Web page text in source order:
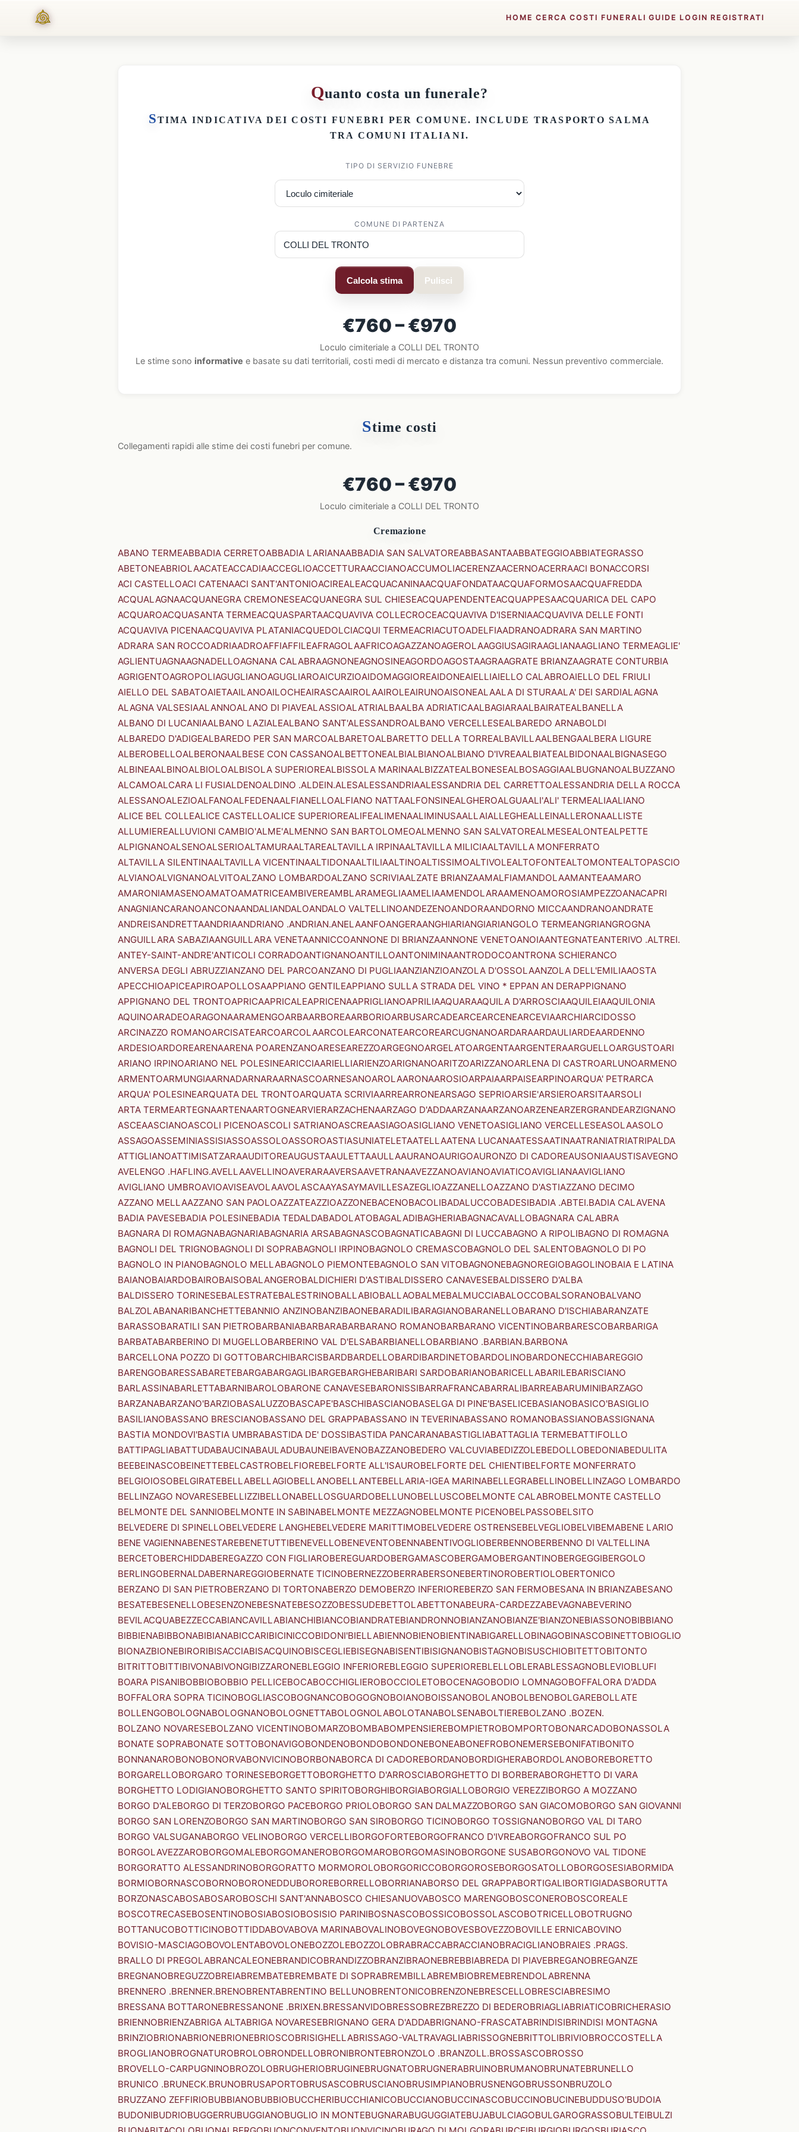
HOME CERCA COSTI FUNERALI GUIDE LOGIN REGISTRATI
Quanto costa un funerale?
STIMA INDICATIVA DEICOSTI FUNEBRI PER COMUNE. INCLUDE TRASPORTO SALMA
TRA COMUNI ITALIANI.
TIPO DI SERVIZIO FUNEBRE
COMUNE DI PARTENZA
Calcola stima Pulisci
€760 – €970
Loculo cimiteriale a COLLI DEL TRONTO
Le stime sono informative e basate su dati territoriali, costi medi di mercato e distanza tra comuni. Nessun preventivo commerciale.
Stime costi
Collegamenti rapidi alle stime dei costi funebri per comune.
€760 – €970
Loculo cimiteriale a COLLI DEL TRONTO
Cremazione
ABANO TERMEABBADIA CERRETOABBADIA LARIANAABBADIA SAN SALVATOREABBASANTAABBATEGGIOABBIATEGRASSO
ABETONEABRIOLAACATEACCADIAACCEGLIOACCETTURAACCIANOACCUMOLIACERENZAACERNOACERRAACI BONACCORSI
ACI CASTELLOACI CATENAACI SANT'ANTONIOACIREALEACQUACANINAACQUAFONDATAACQUAFORMOSAACQUAFREDDA
ACQUALAGNAACQUANEGRA CREMONESEACQUANEGRA SUL CHIESEACQUAPENDENTEACQUAPPESAACQUARICA DEL CAPO
ACQUAROACQUASANTA TERMEACQUASPARTAACQUAVIVA COLLECROCEACQUAVIVA D'ISERNIAACQUAVIVA DELLE FONTI
ACQUAVIVA PICENAACQUAVIVA PLATANIACQUEDOLCIACQUI TERMEACRIACUTOADELFIAADRANOADRARA SAN MARTINO
ADRARA SAN ROCCOADRIAADROAFFIAFFILEAFRAGOLAAFRICOAGAZZANOAGEROLAAGGIUSAGIRAAGLIANAAGLIANO TERMEAGLIE'
AGLIENTUAGNAAGNADELLOAGNANA CALABRAAGNONEAGNOSINEAGORDOAGOSTAAGRAAGRATE BRIANZAAGRATE CONTURBIA
AGRIGENTOAGROPOLIAGUGLIANOAGUGLIAROAICURZIOAIDOMAGGIOREAIDONEAIELLIAIELLO CALABROAIELLO DEL FRIULI
AIELLO DEL SABATOAIETAAILANOAILOCHEAIRASCAAIROLAAIROLEAIRUNOAISONEALAALA DI STURAALA' DEI SARDIALAGNA
ALAGNA VALSESIAALANNOALANO DI PIAVEALASSIOALATRIALBAALBA ADRIATICAALBAGIARAALBAIRATEALBANELLA
ALBANO DI LUCANIAALBANO LAZIALEALBANO SANT'ALESSANDROALBANO VERCELLESEALBAREDO ARNABOLDI
ALBAREDO D'ADIGEALBAREDO PER SAN MARCOALBARETOALBARETTO DELLA TORREALBAVILLAALBENGAALBERA LIGURE
ALBEROBELLOALBERONAALBESE CON CASSANOALBETTONEALBIALBIANOALBIANO D'IVREAALBIATEALBIDONAALBIGNASEGO
ALBINEAALBINOALBIOLOALBISOLA SUPERIOREALBISSOLA MARINAALBIZZATEALBONESEALBOSAGGIAALBUGNANOALBUZZANO
ALCAMOALCARA LI FUSIALDENOALDINO .ALDEIN.ALESALESSANDRIAALESSANDRIA DEL CARRETTOALESSANDRIA DELLA ROCCA
ALESSANOALEZIOALFANOALFEDENAALFIANELLOALFIANO NATTAALFONSINEALGHEROALGUAALI'ALI' TERMEALIAALIANO
ALICE BEL COLLEALICE CASTELLOALICE SUPERIOREALIFEALIMENAALIMINUSAALLAIALLEGHEALLEINALLERONAALLISTE
ALLUMIEREALLUVIONI CAMBIO'ALME'ALMENNO SAN BARTOLOMEOALMENNO SAN SALVATOREALMESEALONTEALPETTE
ALPIGNANOALSENOALSERIOALTAMURAALTAREALTAVILLA IRPINAALTAVILLA MILICIAALTAVILLA MONFERRATO
ALTAVILLA SILENTINAALTAVILLA VICENTINAALTIDONAALTILIAALTINOALTISSIMOALTIVOLEALTOFONTEALTOMONTEALTOPASCIO
ALVIANOALVIGNANOALVITOALZANO LOMBARDOALZANO SCRIVIAALZATE BRIANZAAMALFIAMANDOLAAMANTEAAMARO
AMARONIAMASENOAMATOAMATRICEAMBIVEREAMBLARAMEGLIAAMELIAAMENDOLARAAMENOAMOROSIAMPEZZOANACAPRI
ANAGNIANCARANOANCONAANDALIANDALOANDALO VALTELLINOANDEZENOANDORAANDORNO MICCAANDRANOANDRATE
ANDREISANDRETTAANDRIAANDRIANO .ANDRIAN.ANELAANFOANGERAANGHIARIANGIARIANGOLO TERMEANGRIANGROGNA
ANGUILLARA SABAZIAANGUILLARA VENETAANNICCOANNONE DI BRIANZAANNONE VENETOANOIAANTEGNATEANTERIVO .ALTREI.
ANTEY-SAINT-ANDRE'ANTICOLI CORRADOANTIGNANOANTILLOANTONIMINAANTRODOCOANTRONA SCHIERANCO
ANVERSA DEGLI ABRUZZIANZANO DEL PARCOANZANO DI PUGLIAANZIANZIOANZOLA D'OSSOLAANZOLA DELL'EMILIAAOSTA
APECCHIOAPICEAPIROAPOLLOSAAPPIANO GENTILEAPPIANO SULLA STRADA DEL VINO * EPPAN AN DERAPPIGNANO
APPIGNANO DEL TRONTOAPRICAAPRICALEAPRICENAAPRIGLIANOAPRILIAAQUARAAQUILA D'ARROSCIAAQUILEIAAQUILONIA
AQUINOARADEOARAGONAARAMENGOARBAARBOREAARBORIOARBUSARCADEARCEARCENEARCEVIAARCHIARCIDOSSO
ARCINAZZO ROMANOARCISATEARCOARCOLAARCOLEARCONATEARCOREARCUGNANOARDARAARDAULIARDEAARDENNO
ARDESIOARDOREARENAARENA POARENZANOARESEAREZZOARGEGNOARGELATOARGENTAARGENTERAARGUELLOARGUSTOARI
ARIANO IRPINOARIANO NEL POLESINEARICCIAARIELLIARIENZOARIGNANOARITZOARIZZANOARLENA DI CASTROARLUNOARMENO
ARMENTOARMUNGIAARNADARNARAARNASCOARNESANOAROLAARONAAROSIOARPAIAARPAISEARPINOARQUA' PETRARCA
ARQUA' POLESINEARQUATA DEL TRONTOARQUATA SCRIVIAARREARRONEARSAGO SEPRIOARSIE'ARSIEROARSITAARSOLI
ARTA TERMEARTEGNAARTENAARTOGNEARVIERARZACHENAARZAGO D'ADDAARZANAARZANOARZENEARZERGRANDEARZIGNANO
ASCEAASCIANOASCOLI PICENOASCOLI SATRIANOASCREAASIAGOASIGLIANO VENETOASIGLIANO VERCELLESEASOLAASOLO
ASSAGOASSEMINIASSISIASSOASSOLOASSOROASTIASUNIATELETAATELLAATENA LUCANAATESSAATINAATRANIATRIATRIPALDA
ATTIGLIANOATTIMISATZARAAUDITOREAUGUSTAAULETTAAULLAAURANOAURIGOAURONZO DI CADOREAUSONIAAUSTISAVEGNO
AVELENGO .HAFLING.AVELLAAVELLINOAVERARAAVERSAAVETRANAAVEZZANOAVIANOAVIATICOAVIGLIANAAVIGLIANO
AVIGLIANO UMBROAVIOAVISEAVOLAAVOLASCAAYASAYMAVILLESAZEGLIOAZZANELLOAZZANO D'ASTIAZZANO DECIMO
AZZANO MELLAAZZANO SAN PAOLOAZZATEAZZIOAZZONEBACENOBACOLIBADALUCCOBADESIBADIA .ABTEI.BADIA CALAVENA
BADIA PAVESEBADIA POLESINEBADIA TEDALDABADOLATOBAGALADIBAGHERIABAGNACAVALLOBAGNARA CALABRA
BAGNARA DI ROMAGNABAGNARIABAGNARIA ARSABAGNASCOBAGNATICABAGNI DI LUCCABAGNO A RIPOLIBAGNO DI ROMAGNA
BAGNOLI DEL TRIGNOBAGNOLI DI SOPRABAGNOLI IRPINOBAGNOLO CREMASCOBAGNOLO DEL SALENTOBAGNOLO DI PO
BAGNOLO IN PIANOBAGNOLO MELLABAGNOLO PIEMONTEBAGNOLO SAN VITOBAGNONEBAGNOREGIOBAGOLINOBAIA E LATINA
BAIANOBAIARDOBAIROBAISOBALANGEROBALDICHIERI D'ASTIBALDISSERO CANAVESEBALDISSERO D'ALBA
BALDISSERO TORINESEBALESTRATEBALESTRINOBALLABIOBALLAOBALMEBALMUCCIABALOCCOBALSORANOBALVANO
BALZOLABANARIBANCHETTEBANNIO ANZINOBANZIBAONEBARADILIBARAGIANOBARANELLOBARANO D'ISCHIABARANZATE
BARASSOBARATILI SAN PIETROBARBANIABARBARABARBARANO ROMANOBARBARANO VICENTINOBARBARESCOBARBARIGA
BARBATABARBERINO DI MUGELLOBARBERINO VAL D'ELSABARBIANELLOBARBIANO .BARBIAN.BARBONA
BARCELLONA POZZO DI GOTTOBARCHIBARCISBARDBARDELLOBARDIBARDINETOBARDOLINOBARDONECCHIABAREGGIO
BARENGOBARESSABARETEBARGABARGAGLIBARGEBARGHEBARIBARI SARDOBARIANOBARICELLABARILEBARISCIANO
BARLASSINABARLETTABARNIBAROLOBARONE CANAVESEBARONISSIBARRAFRANCABARRALIBARREABARUMINIBARZAGO
BARZANABARZANO'BARZIOBASALUZZOBASCAPE'BASCHIBASCIANOBASELGA DI PINE'BASELICEBASIANOBASICO'BASIGLIO
BASILIANOBASSANO BRESCIANOBASSANO DEL GRAPPABASSANO IN TEVERINABASSANO ROMANOBASSIANOBASSIGNANA
BASTIA MONDOVI'BASTIA UMBRABASTIDA DE' DOSSIBASTIDA PANCARANABASTIGLIABATTAGLIA TERMEBATTIFOLLO
BATTIPAGLIABATTUDABAUCINABAULADUBAUNEIBAVENOBAZZANOBEDERO VALCUVIABEDIZZOLEBEDOLLOBEDONIABEDULITA
BEEBEINASCOBEINETTEBELCASTROBELFIOREBELFORTE ALL'ISAUROBELFORTE DEL CHIENTIBELFORTE MONFERRATO
BELGIOIOSOBELGIRATEBELLABELLAGIOBELLANOBELLANTEBELLARIA-IGEA MARINABELLEGRABELLINOBELLINZAGO LOMBARDO
BELLINZAGO NOVARESEBELLIZZIBELLONABELLOSGUARDOBELLUNOBELLUSCOBELMONTE CALABROBELMONTE CASTELLO
BELMONTE DEL SANNIOBELMONTE IN SABINABELMONTE MEZZAGNOBELMONTE PICENOBELPASSOBELSITO
BELVEDERE DI SPINELLOBELVEDERE LANGHEBELVEDERE MARITTIMOBELVEDERE OSTRENSEBELVEGLIOBELVIBEMABENE LARIO
BENE VAGIENNABENESTAREBENETUTTIBENEVELLOBENEVENTOBENNABENTIVOGLIOBERBENNOBERBENNO DI VALTELLINA
BERCETOBERCHIDDABEREGAZZO CON FIGLIAROBEREGUARDOBERGAMASCOBERGAMOBERGANTINOBERGEGGIBERGOLO
BERLINGOBERNALDABERNAREGGIOBERNATE TICINOBERNEZZOBERRABERSONEBERTINOROBERTIOLOBERTONICO
BERZANO DI SAN PIETROBERZANO DI TORTONABERZO DEMOBERZO INFERIOREBERZO SAN FERMOBESANA IN BRIANZABESANO
BESATEBESENELLOBESENZONEBESNATEBESOZZOBESSUDEBETTOLABETTONABEURA-CARDEZZABEVAGNABEVERINO
BEVILACQUABEZZECCABIANCAVILLABIANCHIBIANCOBIANDRATEBIANDRONNOBIANZANOBIANZE'BIANZONEBIASSONOBIBBIANO
BIBBIENABIBBONABIBIANABICCARIBICINICCOBIDONI'BIELLABIENNOBIENOBIENTINABIGARELLOBINAGOBINASCOBINETTOBIOGLIO
BIONAZBIONEBIRORIBISACCIABISACQUINOBISCEGLIEBISEGNABISENTIBISIGNANOBISTAGNOBISUSCHIOBITETTOBITONTO
BITRITTOBITTIBIVONABIVONGIBIZZARONEBLEGGIO INFERIOREBLEGGIO SUPERIOREBLELLOBLERABLESSAGNOBLEVIOBLUFI
BOARA PISANIBOBBIOBOBBIO PELLICEBOCABOCCHIGLIEROBOCCIOLETOBOCENAGOBODIO LOMNAGOBOFFALORA D'ADDA
BOFFALORA SOPRA TICINOBOGLIASCOBOGNANCOBOGOGNOBOIANOBOISSANOBOLANOBOLBENOBOLGAREBOLLATE
BOLLENGOBOLOGNABOLOGNANOBOLOGNETTABOLOGNOLABOLOTANABOLSENABOLTIEREBOLZANO .BOZEN.
BOLZANO NOVARESEBOLZANO VICENTINOBOMARZOBOMBABOMPENSIEREBOMPIETROBOMPORTOBONARCADOBONASSOLA
BONATE SOPRABONATE SOTTOBONAVIGOBONDENOBONDOBONDONEBONEABONEFROBONEMERSEBONIFATIBONITO
BONNANAROBONOBONORVABONVICINOBORBONABORCA DI CADOREBORDANOBORDIGHERABORDOLANOBOREBORETTO
BORGARELLOBORGARO TORINESEBORGETTOBORGHETTO D'ARROSCIABORGHETTO DI BORBERABORGHETTO DI VARA
BORGHETTO LODIGIANOBORGHETTO SANTO SPIRITOBORGHIBORGIABORGIALLOBORGIO VEREZZIBORGO A MOZZANO
BORGO D'ALEBORGO DI TERZOBORGO PACEBORGO PRIOLOBORGO SAN DALMAZZOBORGO SAN GIACOMOBORGO SAN GIOVANNI
BORGO SAN LORENZOBORGO SAN MARTINOBORGO SAN SIROBORGO TICINOBORGO TOSSIGNANOBORGO VAL DI TARO
BORGO VALSUGANABORGO VELINOBORGO VERCELLIBORGOFORTEBORGOFRANCO D'IVREABORGOFRANCO SUL PO
BORGOLAVEZZAROBORGOMALEBORGOMANEROBORGOMAROBORGOMASINOBORGONE SUSABORGONOVO VAL TIDONE
BORGORATTO ALESSANDRINOBORGORATTO MORMOROLOBORGORICCOBORGOROSEBORGOSATOLLOBORGOSESIABORMIDA
BORMIOBORNASCOBORNOBORONEDDUBOROREBORRELLOBORRIANABORSO DEL GRAPPABORTIGALIBORTIGIADASBORUTTA
BORZONASCABOSABOSAROBOSCHI SANT'ANNABOSCO CHIESANUOVABOSCO MARENGOBOSCONEROBOSCOREALE
BOSCOTRECASEBOSENTINOBOSIABOSIOBOSISIO PARINIBOSNASCOBOSSICOBOSSOLASCOBOTRICELLOBOTRUGNO
BOTTANUCOBOTTICINOBOTTIDDABOVABOVA MARINABOVALINOBOVEGNOBOVESBOVEZZOBOVILLE ERNICABOVINO
BOVISIO-MASCIAGOBOVOLENTABOVOLONEBOZZOLEBOZZOLOBRABRACCABRACCIANOBRACIGLIANOBRAIES .PRAGS.
BRALLO DI PREGOLABRANCALEONEBRANDICOBRANDIZZOBRANZIBRAONEBREBBIABREDA DI PIAVEBREGANOBREGANZE
BREGNANOBREGUZZOBREIABREMBATEBREMBATE DI SOPRABREMBILLABREMBIOBREMEBRENDOLABRENNA
BRENNERO .BRENNER.BRENOBRENTABRENTINO BELLUNOBRENTONICOBRENZONEBRESCELLOBRESCIABRESIMO
BRESSANA BOTTARONEBRESSANONE .BRIXEN.BRESSANVIDOBRESSOBREZBREZZO DI BEDEROBRIAGLIABRIATICOBRICHERASIO
BRIENNOBRIENZABRIGA ALTABRIGA NOVARESEBRIGNANO GERA D'ADDABRIGNANO-FRASCATABRINDISIBRINDISI MONTAGNA
BRINZIOBRIONABRIONEBRIONEBRIOSCOBRISIGHELLABRISSAGO-VALTRAVAGLIABRISSOGNEBRITTOLIBRIVIOBROCCOSTELLA
BROGLIANOBROGNATUROBROLOBRONDELLOBRONIBRONTEBRONZOLO .BRANZOLL.BROSSASCOBROSSO
BROVELLO-CARPUGNINOBROZOLOBRUGHERIOBRUGINEBRUGNATOBRUGNERABRUINOBRUMANOBRUNATEBRUNELLO
BRUNICO .BRUNECK.BRUNOBRUSAPORTOBRUSASCOBRUSCIANOBRUSIMPIANOBRUSNENGOBRUSSONBRUZOLO
BRUZZANO ZEFFIRIOBUBBIANOBUBBIOBUCCHERIBUCCHIANICOBUCCIANOBUCCINASCOBUCCINOBUCINEBUDDUSO'BUDOIA
BUDONIBUDRIOBUGGERRUBUGGIANOBUGLIO IN MONTEBUGNARABUGUGGIATEBUJABULCIAGOBULGAROGRASSOBULTEIBULZI